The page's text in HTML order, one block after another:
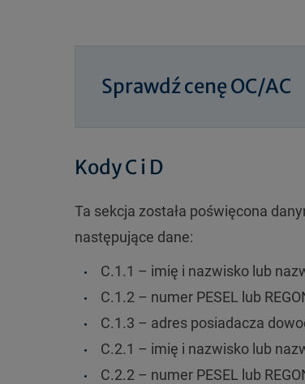
Sprawdź cenę OC/AC
Kody C i D
Ta sekcja została poświęcona
następujące dane:
C.1.1 – imię i nazwisko lub
C.1.2 – numer PESEL lub
C.1.3 – adres posiadacza
C.2.1 – imię i nazwisko lub
C.2.2 – numer PESEL lub